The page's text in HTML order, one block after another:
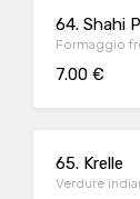
64. Shahi
Formaggio
7.00 €
65. Krelle
Verdure